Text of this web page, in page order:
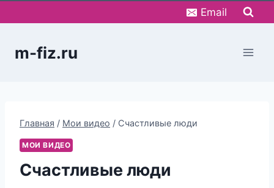
к
Email
m-fiz.ru
Главная / Мои видео / Счастливые люди
МОИ ВИДЕО
Счастливые люди